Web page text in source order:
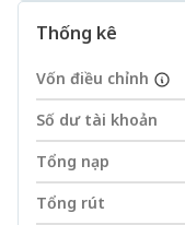
Thống kê
Vốn điều chỉnh
Số dư tài khoản
Tổng nạp
Tổng rút